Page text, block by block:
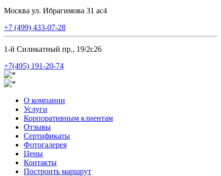
Москва ул. Ибрагимова 31 ас4
+7 (499) 433-07-28
1-й Силикатный пр., 19/2с26
+7(495) 191-20-74
О компании
Услуги
Корпоративным клиентам
Отзывы
Сертификаты
Фотогалерея
Цены
Контакты
Построить маршрут